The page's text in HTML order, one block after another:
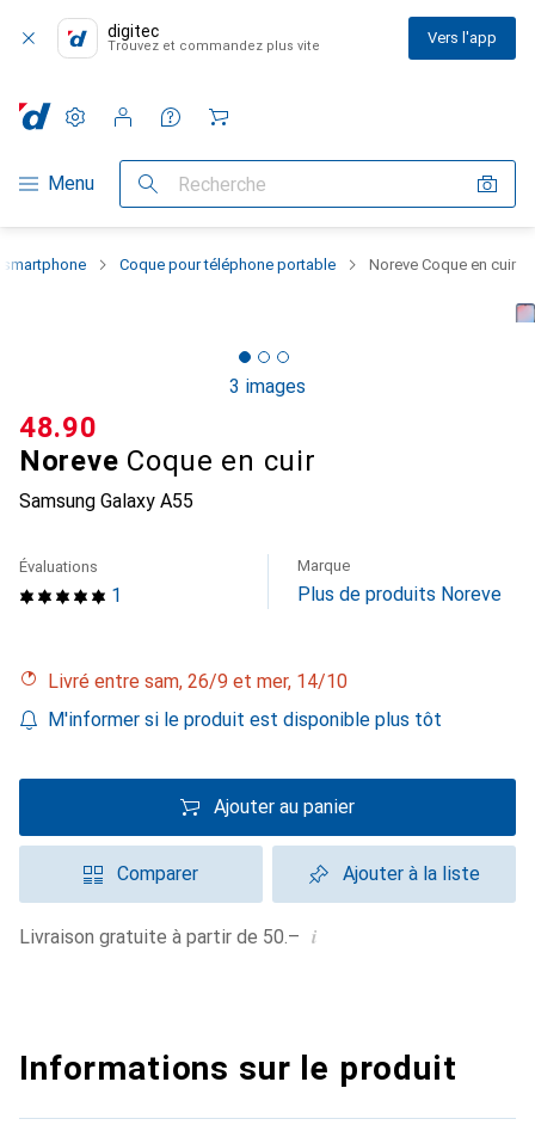
digitec
Trouvez et commandez plus vite Vers l'app
Navigation par catégorie
Menu Recherche
Paramètres
Compte client
Listes de comparaison
Listes d'envies
Panier
Coque pour téléphone portable Noreve Coque en cuir
3 images
Noreve Coque en cuir
Samsung Galaxy A55
CHF
48.90
1
Évaluations Marque
Plus de produits Noreve
Livré entre sam, 26/9 et mer, 14/10
M'informer si le produit est disponible plus tôt
Ajouter au panier
Comparer Ajouter à la liste
Livraison gratuite à partir de 50.– i
Informations sur le produit